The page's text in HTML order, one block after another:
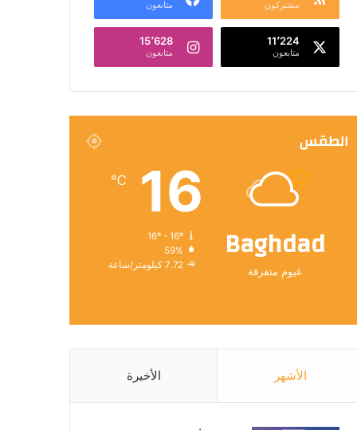
مشتركون متابعون
11٬224
متابعون
15٬628
متابعون
الطقس
Baghdad
غيوم متفرقة
16
℃
16º - 16º
59%
7.72 كيلومتر/ساعة
الأشهر الأخيرة